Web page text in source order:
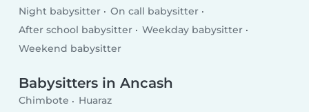
Night babysitter
On call babysitter
After school babysitter
Weekday babysitter
Weekend babysitter
Babysitters in Ancash
Chimbote Huaraz